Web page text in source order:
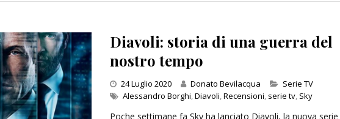
Diavoli: storia di una guerra del
nostro tempo
24 Luglio 2020 Donato Bevilacqua Categories
Serie TV
Alessandro Borghi,Diavoli,Recensioni, serie tv, Sky
Poche settimane fa Sky ha lanciato Diavoli, la nuova